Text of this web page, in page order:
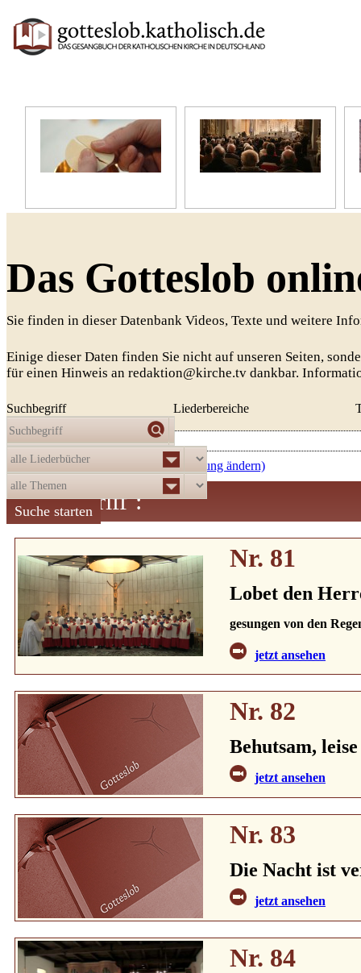
Das Gotteslob
Sie finden in dieser Datenbank Videos, Texte und weitere
Einige dieser Daten finden Sie nicht auf unseren Seiten,
für einen Hinweis an redaktion@kirche.tv dankbar.
Suchbegriff Liederbereiche
Die Auswahlergab521Treffer:
aufsteigend nach Nummer (Sortierung ändern)
Suchbegriff :
Nr. 81
Lobet den
gesungen von den
jetzt ansehen
Nr. 82
Behutsam,
jetzt ansehen
Nr. 83
Die Nacht ist
jetzt ansehen
Nr. 84